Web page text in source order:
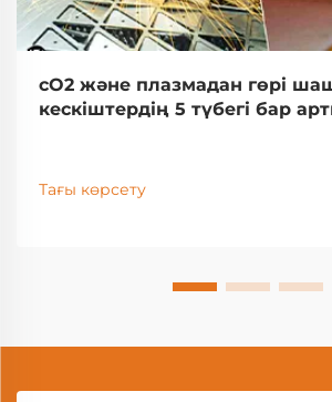
cO2 және плазмадан гөрі
кескіштердің 5 түбегі бар
Тағы көрсету